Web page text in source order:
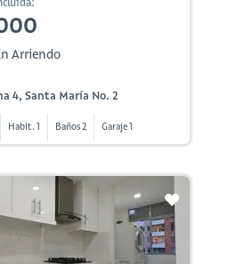
Arriendo
4, Santa María No. 2
Habit. 1 Baños 2 Garaje 1